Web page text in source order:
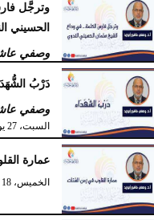
وترجَّل
الحسيني
وصفي
أهل السنّة
الخميس، 2 يوليو 2026 05:32 مـ
دَرْبُ
وصفي
السبت، 27 يونيو 2026
عمارة
الخميس، 18 يونيو 2026